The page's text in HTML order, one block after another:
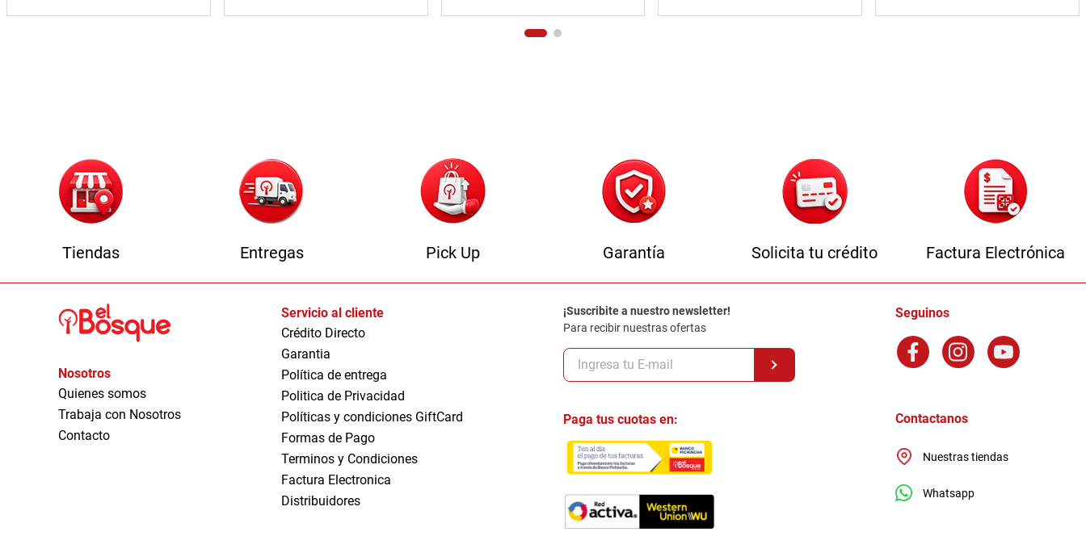
Tiendas Entregas Pick Up Garantía Solicita tu crédito Factura Electrónica
Nosotros
Quienes somos
Trabaja con Nosotros
Contacto
Servicio al cliente
Crédito Directo
Garantia
Política de entrega
Politica de Privacidad
Políticas y condiciones GiftCard
Formas de Pago
Terminos y Condiciones
Factura Electronica
Distribuidores
¡Suscribite a nuestro newsletter!
Para recibir nuestras ofertas
Paga tus cuotas en:
Seguinos
Contactanos
Nuestras tiendas
Whatsapp